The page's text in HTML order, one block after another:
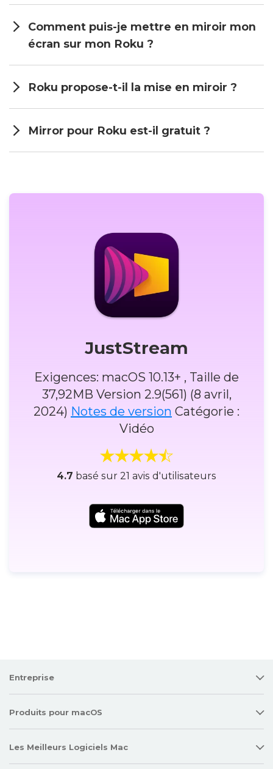
Comment puis-je mettre en miroir mon
écran sur mon Roku ?
Roku propose-t-il la mise en miroir ?
Mirror pour Roku est-il gratuit ?
JustStream
Exigences: macOS 10.13+ , Taille de
37,92MB Version 2.9(561) (8 avril,
2024) Notes de version Catégorie :
Vidéo
4.7 basé sur 21 avis d'utilisateurs
Entreprise
Produits pour macOS
Les Meilleurs Logiciels Mac